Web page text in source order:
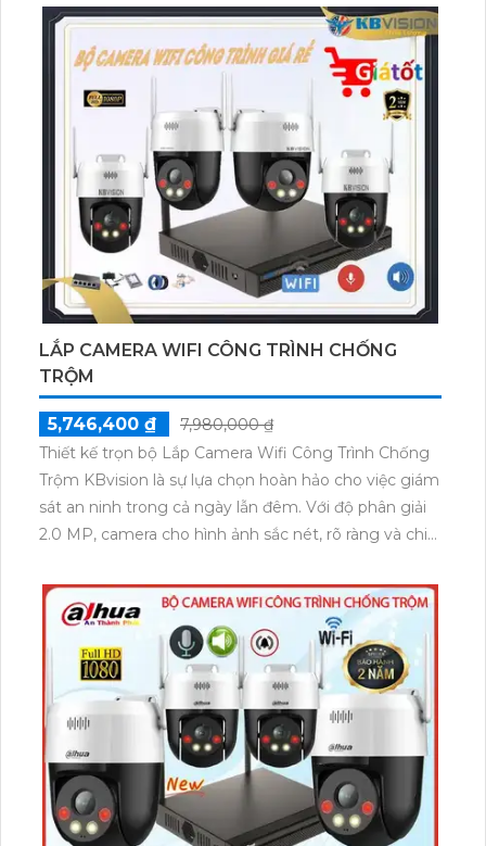
Động, giúp người sử dụng dễ dàng nhận biết sự xâm
nhập trái phép và chống trộm hiệu quả.Sản phẩm có
giá phù hợp với nhiều đối tượng khách hàng, đồng
thời được hỗ trợ bởi dịch vụ chăm sóc khách hàng
tận tình từ nhà sản xuất, đảm bảo sự hài lòng và tin
tưởng khi sử dụng.
LẮP CAMERA WIFI CÔNG TRÌNH CHỐNG
TRỘM
5,746,400 ₫
7,980,000 ₫
Thiết kế trọn bộ Lắp Camera Wifi Công Trình Chống
Trộm KBvision là sự lựa chọn hoàn hảo cho việc giám
sát an ninh trong cả ngày lẫn đêm. Với độ phân giải
2.0 MP, camera cho hình ảnh sắc nét, rõ ràng và chi
ảnh sáng đẹp không chỉ ban ngày mà còn cả vào
ban đêm nhờ vào công nghệ tiên tiến. Việc cài đặt và
sử dụng trên thiết bị di động cũng rất dễ dàng, giúp
người dùng quản lý và giám sát từ xa một cách tiện
lợi và linh hoạt.